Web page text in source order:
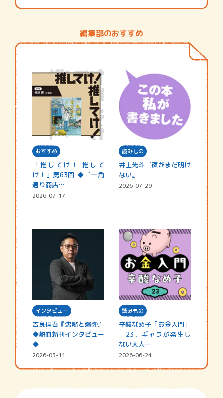
編集部のおすすめ
おすすめ
「推してけ！ 推して
け！」第63回 ◆『一角
通り商店…
2026-07-17
読みもの
井上先斗『夜がまだ明け
ない』
2026-07-29
インタビュー
吉良信吾『沈黙と爆弾』
◆熱血新刊インタビュー
◆
2026-03-11
読みもの
辛酸なめ子「お金入門」
23．ギャラが発生し
ない大人…
2026-06-24